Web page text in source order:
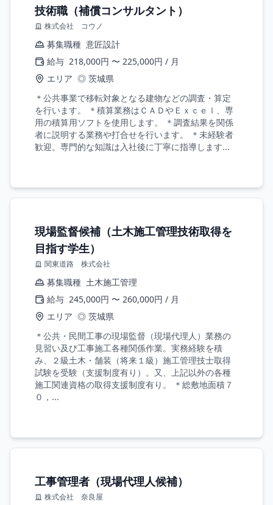
技術職（補償コンサルタント）
株式会社 コウノ
募集職種 意匠設計
給与 218,000円 〜 225,000円 / 月
エリア ◎ 茨城県
＊公共事業で移転対象となる建物などの調査・算定
を行います。 ＊積算業務はＣＡＤやＥｘｃｅｌ、専
用の積算用ソフトを使用します。 ＊調査結果を関係
者に説明する業務や打合せを行います。 ＊未経験者
歓迎。専門的な知識は入社後に丁寧に指導します...
現場監督候補（土木施工管理技術取得を
目指す学生）
関東道路 株式会社
募集職種 土木施工管理
給与 245,000円 〜 260,000円 / 月
エリア ◎ 茨城県
＊公共・民間工事の現場監督（現場代理人）業務の
見習い及び工事施工各種関係作業。実務経験を積
み、２級土木・舗装（将来１級）施工管理技士取得
試験を受験（支援制度有り）。又、上記以外の各種
施工関連資格の取得支援制度有り。 ＊総敷地面積７
０，...
工事管理者（現場代理人候補）
株式会社 奈良屋